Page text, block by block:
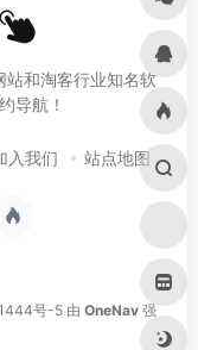
站和淘客行业知名软
导航！
入我们 站点地图
号-5 由 OneNav 强